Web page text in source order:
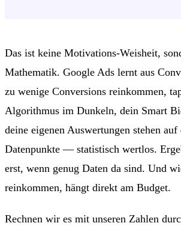
Das ist keine Motivations-Weisheit,
Mathematik. Google Ads lernt aus
zu wenige Conversions reinkommen,
Algorithmus im Dunkeln, dein Smart
deine eigenen Auswertungen stehen
Datenpunkte — statistisch wertlos.
erst, wenn genug Daten da sind. Und
reinkommen, hängt direkt am Budget.
Rechnen wir es mit unseren Zahlen